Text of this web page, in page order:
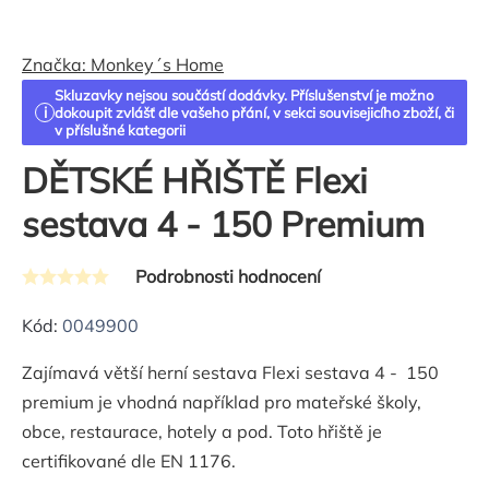
DĚTSKÉ HŘIŠTĚ Flexi
sestava 4 - 150 Premium
Skluzavky nejsou součástí dodávky. Příslušenství je možno
dokoupit zvlášť dle vašeho přání, v sekci souvisejicího zboží, či
v příslušné kategorii
Průměrné
hodnocení
je
0,0
z
5
Podrobnosti hodnocení
Značka: Monkey´s Home
Kód: 0049900
Zajímavá větší herní sestava Flexi sestava 4 - 150
premium je vhodná například pro mateřské školy,
obce, restaurace, hotely a pod. Toto hřiště je
certifikované dle EN 1176.